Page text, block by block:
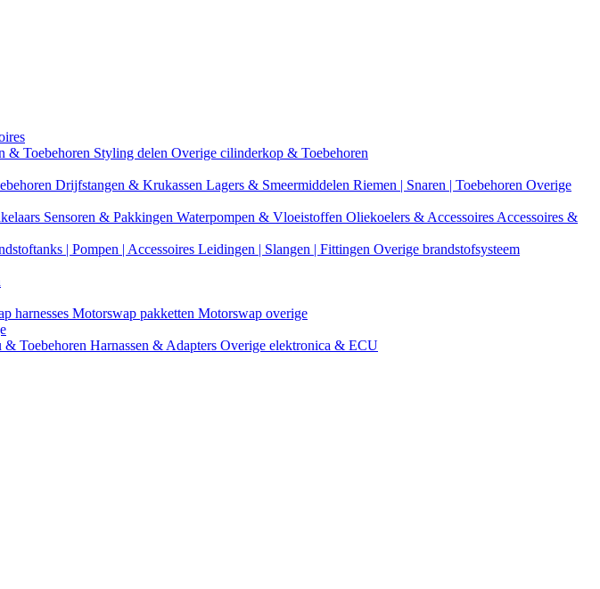
& Toebehoren Styling delen Overige cilinderkop & Toebehoren
Drijfstangen & Krukassen Lagers & Smeermiddelen Riemen | Snaren | Toebehoren Overige
Sensoren & Pakkingen Waterpompen & Vloeistoffen Oliekoelers & Accessoires Accessoires &
| Pompen | Accessoires Leidingen | Slangen | Fittingen Overige brandstofsysteem
harnesses Motorswap pakketten Motorswap overige
& Toebehoren Harnassen & Adapters Overige elektronica & ECU